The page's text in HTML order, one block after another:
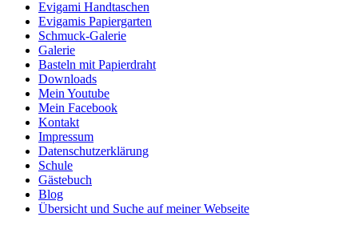
Evigami Handtaschen
Evigamis Papiergarten
Schmuck-Galerie
Galerie
Basteln mit Papierdraht
Downloads
Mein Youtube
Mein Facebook
Kontakt
Impressum
Datenschutzerklärung
Schule
Gästebuch
Blog
Übersicht und Suche auf meiner Webseite